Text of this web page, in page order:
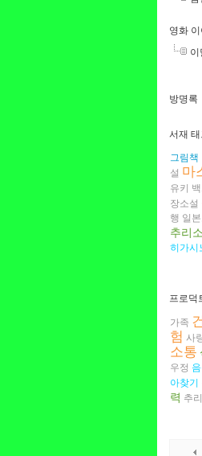
영화
이
방명록
서재 태
그림책
설 마
유키
장소설
행 일
추리
히가시
프로덕
가족
험 사
소통
우정
아찾기
력 추